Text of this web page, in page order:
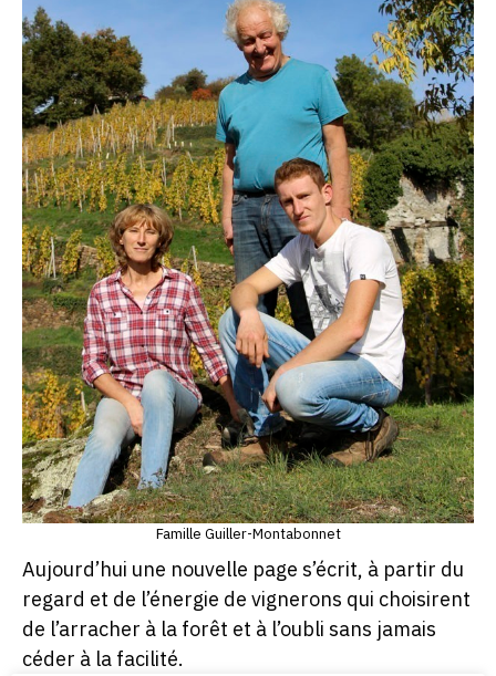
Famille Guiller-Montabonnet
Aujourd’hui une nouvelle page s’écrit, à partir du
regard et de l’énergie de vignerons qui choisirent
de l’arracher à la forêt et à l’oubli sans jamais
céder à la facilité.